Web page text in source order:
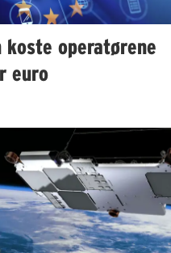
koste operatørene
euro